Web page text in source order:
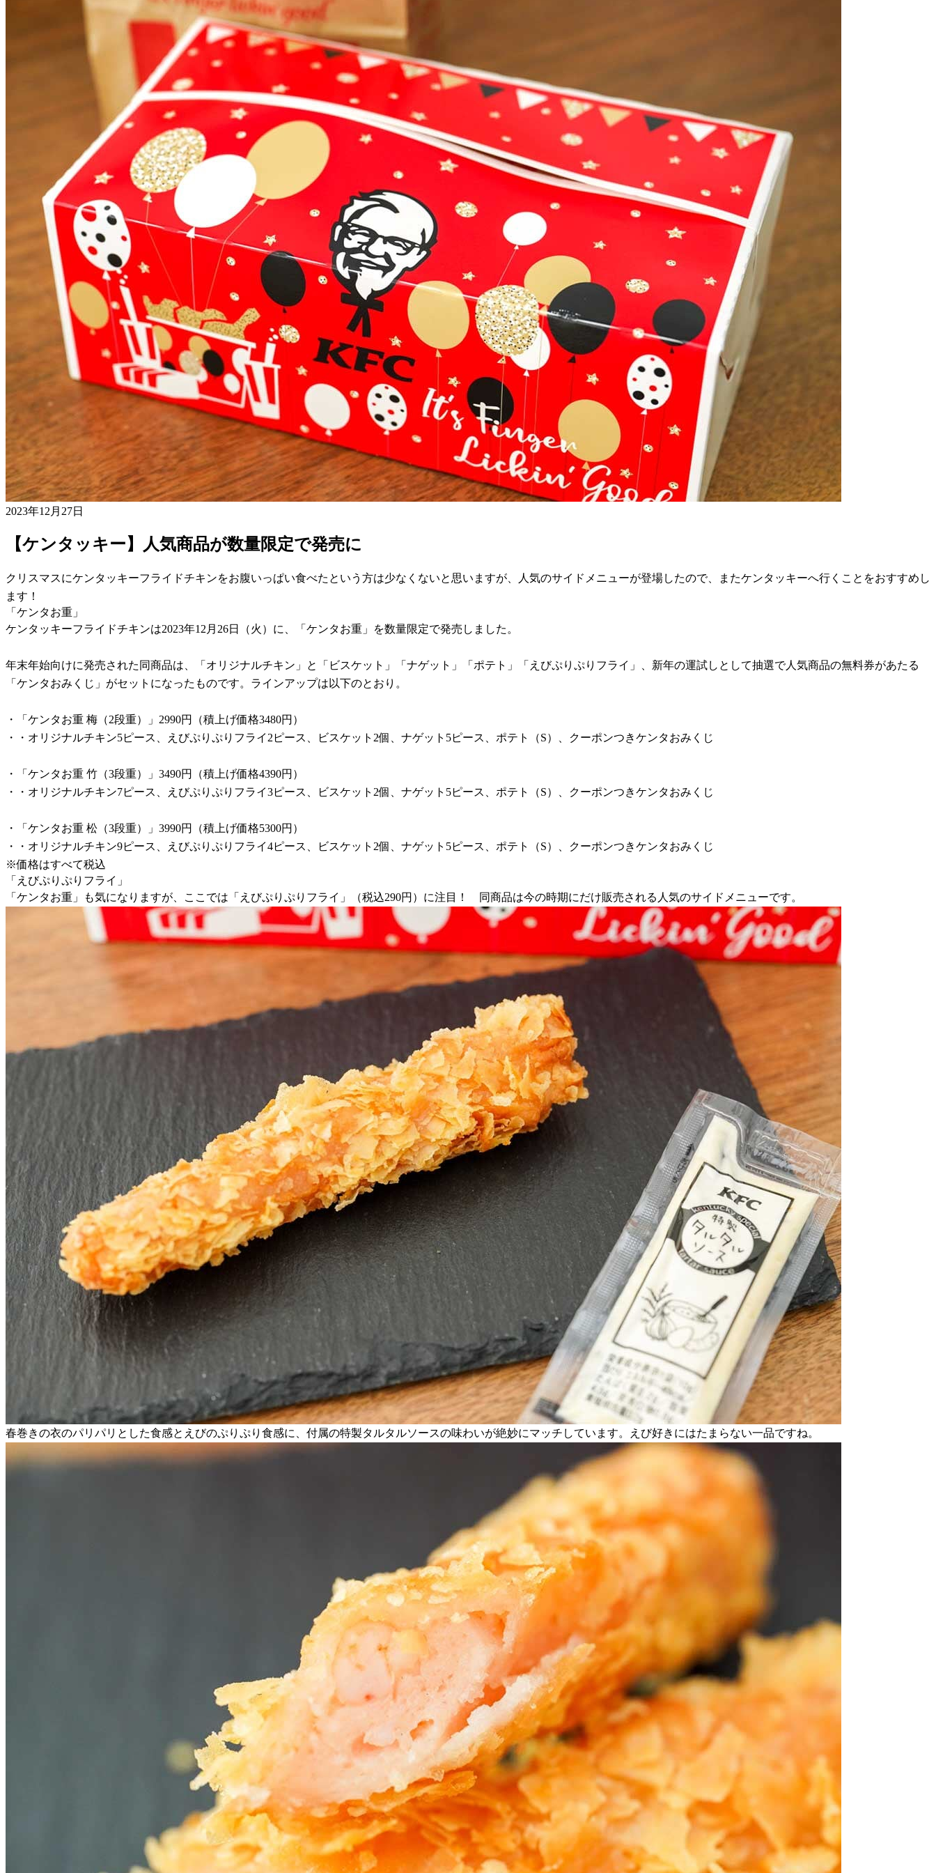
2023年12月27日
【ケンタッキー】人気商品が数量限定で発売に
クリスマスにケンタッキーフライドチキンをお腹いっぱい食べたという方は少なくないと思いますが、人気のサイドメニューが登場したので、またケンタッキーへ行くことをおすすめし
ます！
「ケンタお重」
ケンタッキーフライドチキンは2023年12月26日（火）に、「ケンタお重」を数量限定で発売しました。
年末年始向けに発売された同商品は、「オリジナルチキン」と「ビスケット」「ナゲット」「ポテト」「えびぷりぷりフライ」、新年の運試しとして抽選で人気商品の無料券があたる
「ケンタおみくじ」がセットになったものです。ラインアップは以下のとおり。
・「ケンタお重 梅（2段重）」2990円（積上げ価格3480円）
・・オリジナルチキン5ピース、えびぷりぷりフライ2ピース、ビスケット2個、ナゲット5ピース、ポテト（S）、クーポンつきケンタおみくじ
・「ケンタお重 竹（3段重）」3490円（積上げ価格4390円）
・・オリジナルチキン7ピース、えびぷりぷりフライ3ピース、ビスケット2個、ナゲット5ピース、ポテト（S）、クーポンつきケンタおみくじ
・「ケンタお重 松（3段重）」3990円（積上げ価格5300円）
・・オリジナルチキン9ピース、えびぷりぷりフライ4ピース、ビスケット2個、ナゲット5ピース、ポテト（S）、クーポンつきケンタおみくじ
※価格はすべて税込
「えびぷりぷりフライ」
「ケンタお重」も気になりますが、ここでは「えびぷりぷりフライ」（税込290円）に注目！ 同商品は今の時期にだけ販売される人気のサイドメニューです。
春巻きの衣のパリパリとした食感とえびのぷりぷり食感に、付属の特製タルタルソースの味わいが絶妙にマッチしています。えび好きにはたまらない一品ですね。